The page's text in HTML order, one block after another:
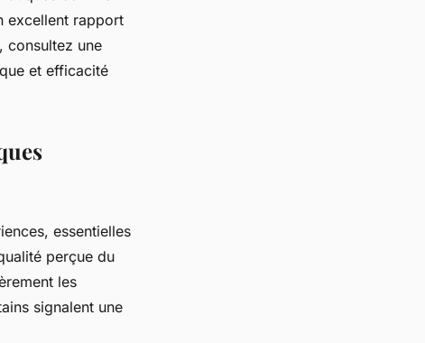
excellent rapport
consultez une
et efficacité
essentielles
perçue du
les
signalent une